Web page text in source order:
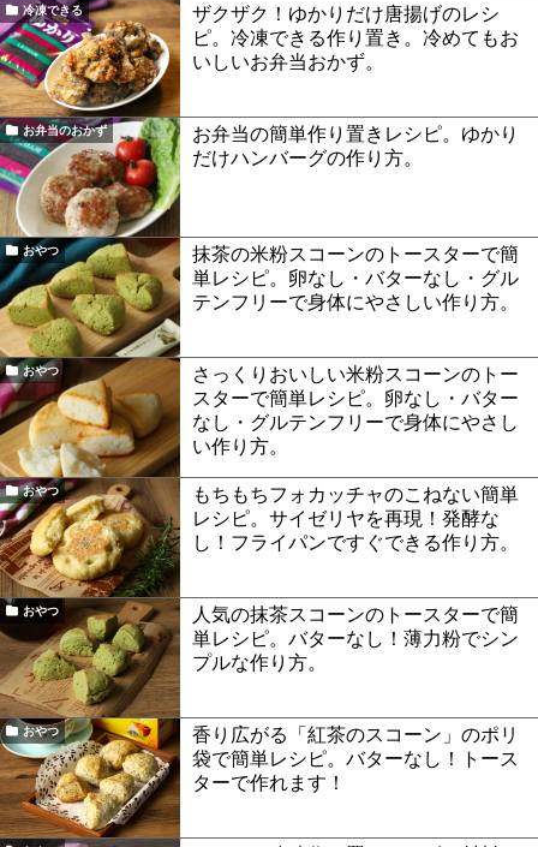
冷凍できる
ザクザク！ゆかりだけ唐揚げのレシ
ピ。冷凍できる作り置き。冷めてもお
いしいお弁当おかず。
お弁当のおかず
お弁当の簡単作り置きレシピ。ゆかり
だけハンバーグの作り方。
おやつ
抹茶の米粉スコーンのトースターで簡
単レシピ。卵なし・バターなし・グル
テンフリーで身体にやさしい作り方。
おやつ
さっくりおいしい米粉スコーンのトー
スターで簡単レシピ。卵なし・バター
なし・グルテンフリーで身体にやさし
い作り方。
おやつ
もちもちフォカッチャのこねない簡単
レシピ。サイゼリヤを再現！発酵な
し！フライパンですぐできる作り方。
おやつ
人気の抹茶スコーンのトースターで簡
単レシピ。バターなし！薄力粉でシン
プルな作り方。
おやつ
香り広がる「紅茶のスコーン」のポリ
袋で簡単レシピ。バターなし！トース
ターで作れます！